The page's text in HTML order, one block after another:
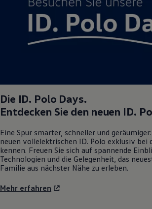
Die ID. Polo Days.
Entdecken Sie den neuen ID.
Eine Spur smarter, schneller und
neuen vollelektrischen ID. Polo exklusiv bei
kennen. Freuen Sie sich auf spannende
Technologien und die Gelegenheit, das
Familie aus nächster Nähe zu erleben.
Mehr erfahren